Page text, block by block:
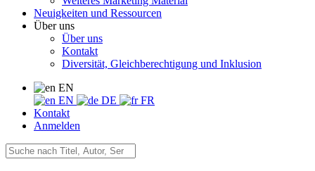
Neuigkeiten und Ressourcen
Über uns
Über uns
Kontakt
Diversität, Gleichberechtigung und Inklusion
EN
EN
DE
FR
Kontakt
Anmelden